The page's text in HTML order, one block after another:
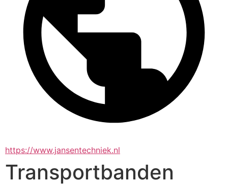
https://www.jansentechniek.nl
Transportbanden